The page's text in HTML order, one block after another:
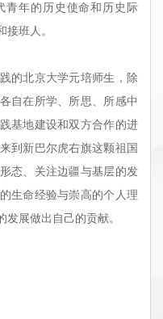
青年的历史使命和历史际
班人。
的北京大学元培师生，除
自在所学、所思、所感中
基地建设和双方合作的进
到新巴尔虎右旗这颗祖国
态、关注边疆与基层的发
生命经验与崇高的个人理
展做出自己的贡献。